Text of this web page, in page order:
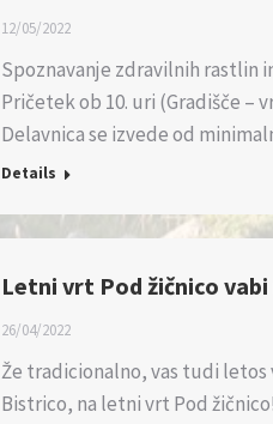
12/05/2022
Spoznavanje zdravilnih rastlin
Pričetek ob 10. uri (Gradišče –
Delavnica se izvede od
Details
Letni vrt Pod žičnico
26/04/2022
Že tradicionalno, vas tudi letos
Bistrico, na letni vrt Pod